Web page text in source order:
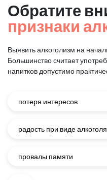
Обратите
признаки
Выявить алкоголизм на
Большинство считает
напитков допустимо
потеря интересов
радость при виде алкоголя
провалы памяти